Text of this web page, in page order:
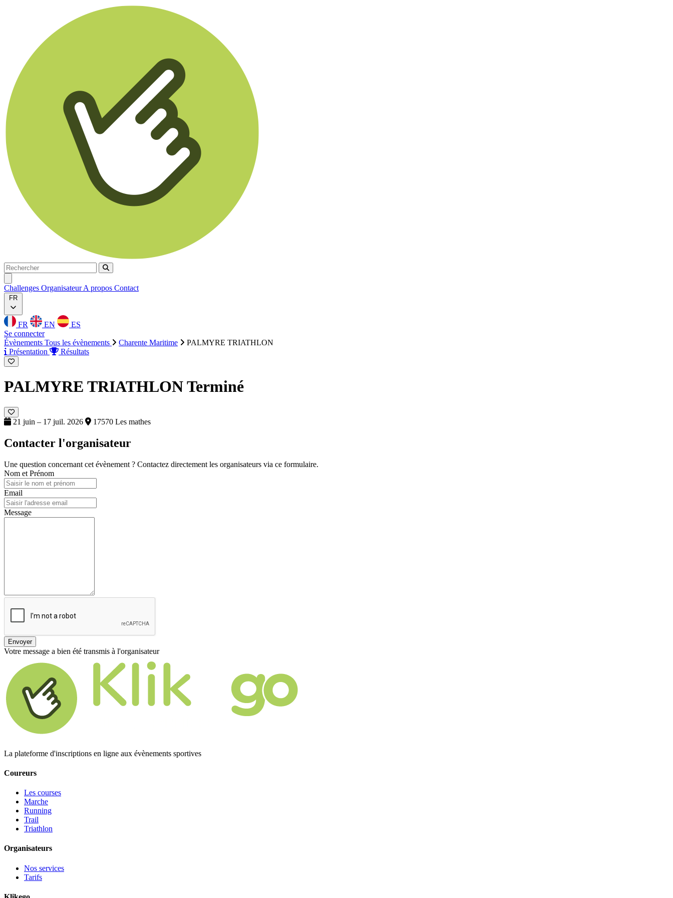
Rechercher
Rechercher
Challenges OrganisateurA propos Contact
FR
FR EN
ES
Se connecter
Évènements Tous les évènements Charente Maritime
PALMYRE TRIATHLON
Présentation
Résultats
PALMYRE TRIATHLONTerminé
21 juin – 17 juil. 2026 17570 Les mathes
Contacter l'organisateur
Une question concernant cet évènement ? Contactez directement les organisateurs via ce formulaire.
Nom et Prénom
Email
Message
Envoyer
Votre message a bien été transmis à l'organisateur
La plateforme d'inscriptions en ligne aux évènements sportives
Coureurs
Les courses
Marche
Running
Trail
Triathlon
Organisateurs
Nos services
Tarifs